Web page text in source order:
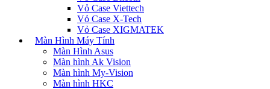
Vỏ Case Viettech
Vỏ Case X-Tech
Vỏ Case XIGMATEK
Màn Hình Máy Tính
Màn Hình Asus
Màn hình Ak Vision
Màn hình My-Vision
Màn hình HKC